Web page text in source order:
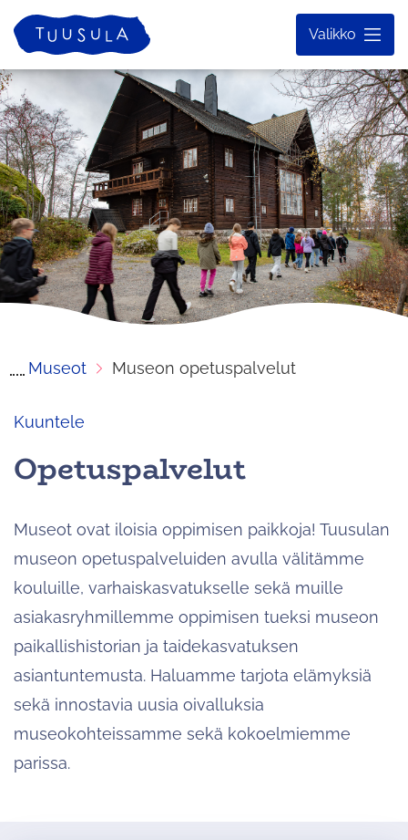
Siirry
sisältöön
Etusivu
Valikko
Museot Museon opetuspalvelut
Kuuntele
Opetuspalvelut
Museot ovat iloisia oppimisen paikkoja! Tuusulan
museon opetuspalveluiden avulla välitämme
kouluille, varhaiskasvatukselle sekä muille
asiakasryhmillemme oppimisen tueksi museon
paikallishistorian ja taidekasvatuksen
asiantuntemusta. Haluamme tarjota elämyksiä
sekä innostavia uusia oivalluksia
museokohteissamme sekä kokoelmiemme
parissa.